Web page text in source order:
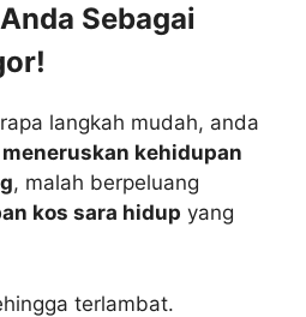
Sebagai
langkah mudah, anda
meneruskan kehidupan
, malah berpeluang
kos sara hidup yang
terlambat.